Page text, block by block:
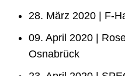
28. März 2020 | F-
09. April 2020 |
Osnabrück